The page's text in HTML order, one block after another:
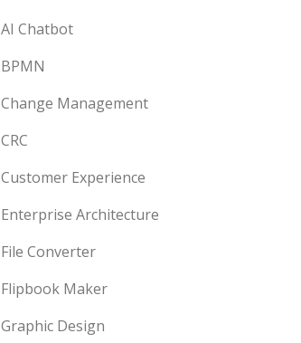
AI Chatbot
BPMN
Change Management
CRC
Customer Experience
Enterprise Architecture
File Converter
Flipbook Maker
Graphic Design